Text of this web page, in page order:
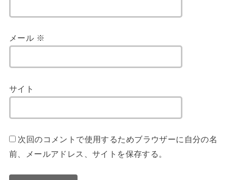
メール ※
サイト
次回のコメントで使用するためブラウザーに自分の名
前、メールアドレス、サイトを保存する。